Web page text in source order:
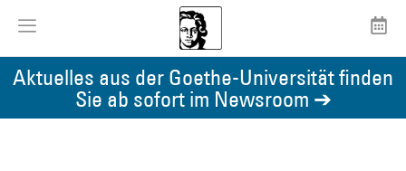
Aktuelles aus der Goethe-Universität finden
Sie ab sofort im Newsroom ➔